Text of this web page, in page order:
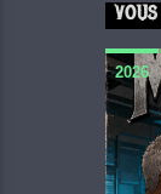
2026